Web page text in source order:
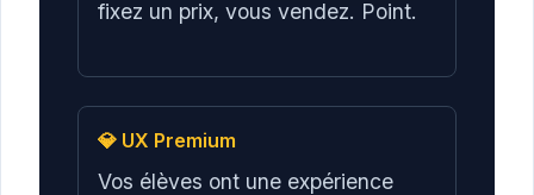
fixez un prix, vous vendez. Point.
💎 UX Premium
Vos élèves ont une expérience